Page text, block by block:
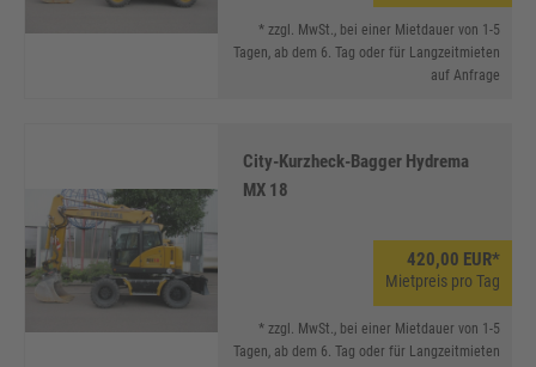
* zzgl. MwSt., bei einer Mietdauer von 1-5
Tagen, ab dem 6. Tag oder für Langzeitmieten
auf Anfrage
City-Kurzheck-Bagger Hydrema
MX 18
420,00 EUR*
Mietpreis pro Tag
* zzgl. MwSt., bei einer Mietdauer von 1-5
Tagen, ab dem 6. Tag oder für Langzeitmieten